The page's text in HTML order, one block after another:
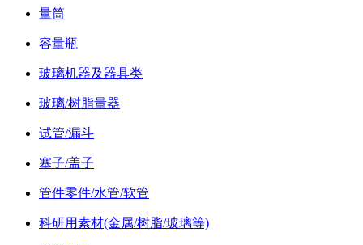
量筒
容量瓶
玻璃机器及器具类
玻璃/树脂量器
试管/漏斗
塞子/盖子
管件零件/水管/软管
科研用素材(金属/树脂/玻璃等)